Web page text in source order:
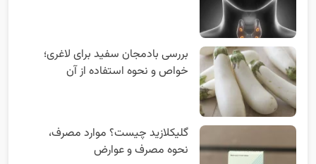
بررسی بادمجان سفید برای لاغری؛
خواص و نحوه استفاده از آن
گلیکلازید چیست؟ موارد مصرف،
نحوه مصرف و عوارض